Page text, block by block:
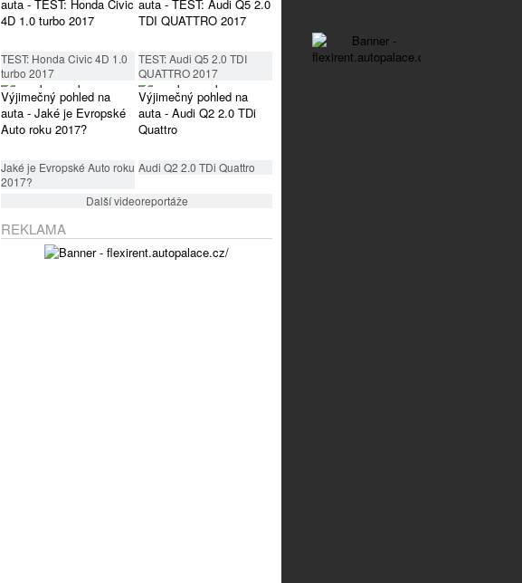
TEST: Honda Civic 4D 1.0
turbo 2017
TEST: Audi Q5 2.0 TDI
QUATTRO 2017
Jaké je Evropské Auto roku
2017?
Audi Q2 2.0 TDi Quattro
Další videoreportáže
REKLAMA